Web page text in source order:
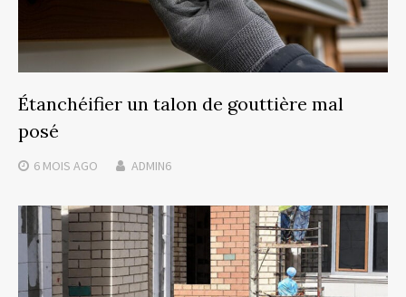
Étanchéifier un talon de gouttière mal
posé
6 MOIS AGO ADMIN6